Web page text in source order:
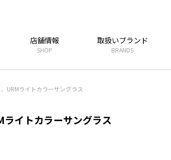
店舗情報
SHOP
取扱いブランド
BRANDS
URMライトカラーサングラス
イトカラーサングラス